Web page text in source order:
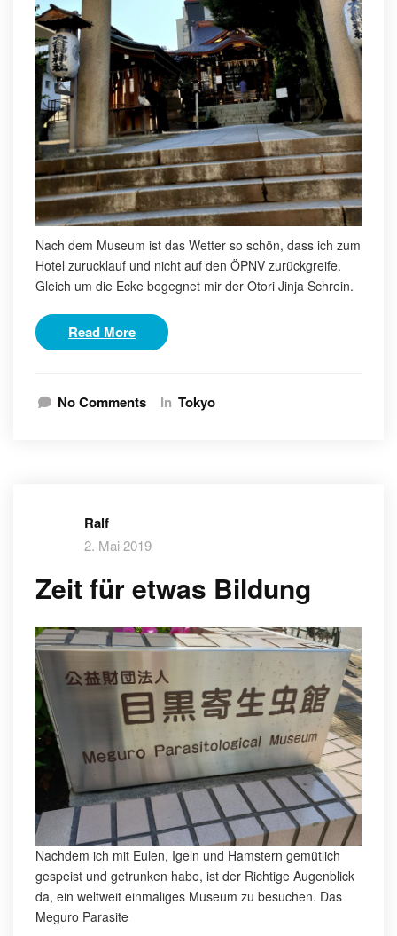
Nach dem Museum ist das Wetter so schön, dass ich zum
Hotel zurucklauf und nicht auf den ÖPNV zurückgreife.
Gleich um die Ecke begegnet mir der Otori Jinja Schrein.
Read More
No Comments In Tokyo
Ralf
2. Mai 2019
Zeit für etwas Bildung
Nachdem ich mit Eulen, Igeln und Hamstern gemütlich
gespeist und getrunken habe, ist der Richtige Augenblick
da, ein weltweit einmaliges Museum zu besuchen. Das
Meguro Parasite